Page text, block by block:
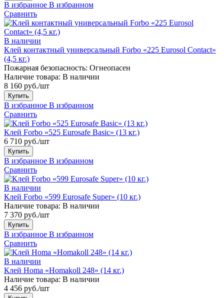
В избранное В избранном
Сравнить
В наличии
Клей контактный универсальный Forbo «225 Eurosol Contact»
(4,5 кг.)
Пожарная безопасность: Огнеопасен
Наличие товара: В наличии
8 160 руб./шт
Купить
В избранное В избранном
Сравнить
Клей Forbo «525 Eurosafe Basic» (13 кг.)
6 710 руб./шт
Купить
В избранное В избранном
Сравнить
В наличии
Клей Forbo «599 Eurosafe Super» (10 кг.)
Наличие товара: В наличии
7 370 руб./шт
Купить
В избранное В избранном
Сравнить
В наличии
Клей Homa «Homakoll 248» (14 кг.)
Наличие товара: В наличии
4 456 руб./шт